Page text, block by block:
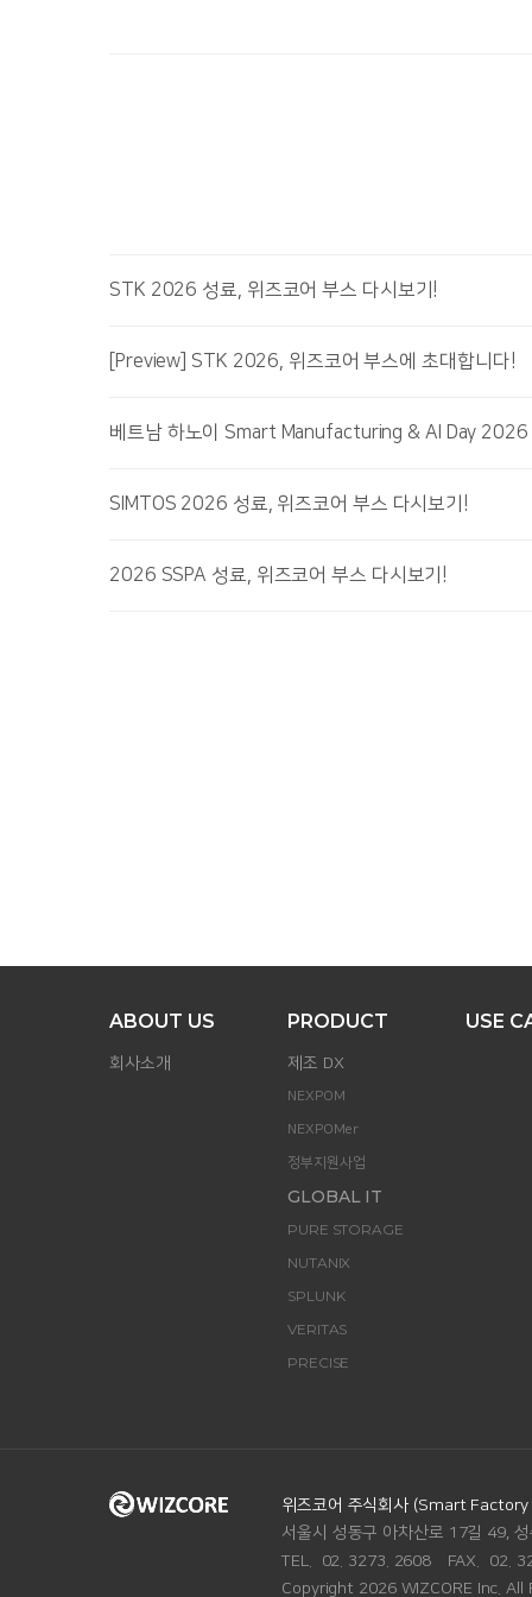
STK 2026 성료, 위즈코어 부스 다시보기!
[Preview] STK 2026, 위즈코어 부스에 초대합니다!
베트남 하노이 Smart Manufacturing & AI Day 2026
SIMTOS 2026 성료, 위즈코어 부스 다시보기!
2026 SSPA 성료, 위즈코어 부스 다시보기!
ABOUT US
회사소개
PRODUCT
제조 DX
NEXPOM
NEXPOMer
정부지원사업
GLOBAL IT
PURE STORAGE
NUTANIX
SPLUNK
VERITAS
PRECISE
USE
위즈코어 주식회사 (Smart Factory
ADDRESS.
서울시 성동구 아차산로 17길 49,
TEL.
02. 3273. 2608 FAX. 02.
Copyright 2026 WIZCORE Inc. All